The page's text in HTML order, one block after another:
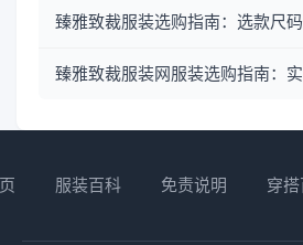
臻雅致裁服装选购指南：选款尺
臻雅致裁服装网服装选购指南：
服装百科 免责说明 穿